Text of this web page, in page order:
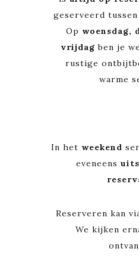
geserveerd tussen
Op woensdag,
vrijdag ben je
rustige
warme
In het weekend
eveneens
Reserveren kan
We kijken